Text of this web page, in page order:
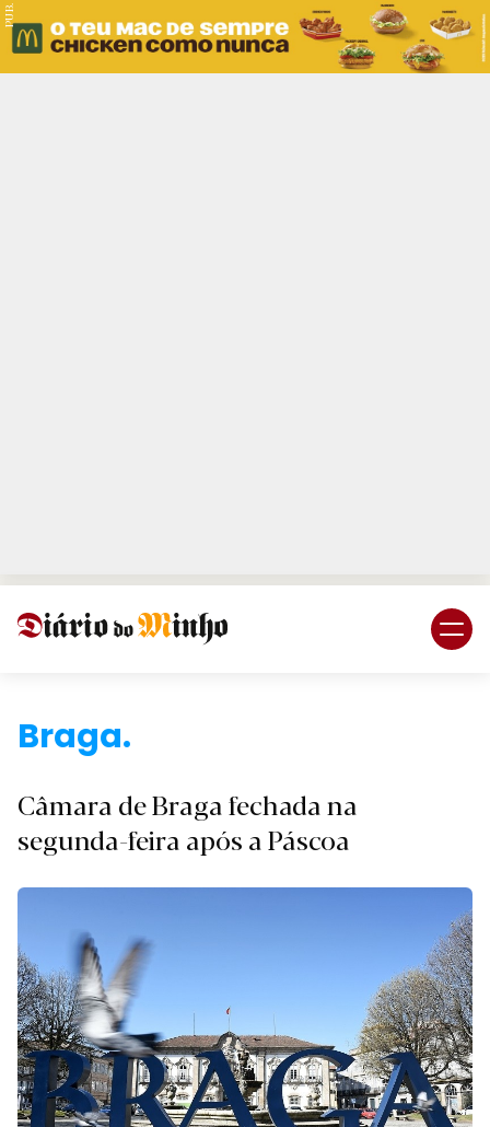
PUB.
Bra
Câmara de Braga fechada na
segunda-feira após a Páscoa